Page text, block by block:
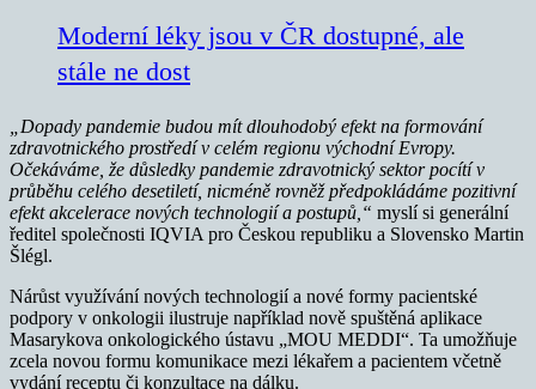
Moderní léky jsou v ČR dostupné, ale
stále ne dost
„Dopady pandemie budou mít dlouhodobý efekt na formování
zdravotnického prostředí v celém regionu východní Evropy.
Očekáváme, že důsledky pandemie zdravotnický sektor pocítí v
průběhu celého desetiletí, nicméně rovněž předpokládáme pozitivní
efekt akcelerace nových technologií a postupů,“ myslí si generální
ředitel společnosti IQVIA pro Českou republiku a Slovensko Martin
Šlégl.
Nárůst využívání nových technologií a nové formy pacientské
podpory v onkologii ilustruje například nově spuštěná aplikace
Masarykova onkologického ústavu „MOU MEDDI“. Ta umožňuje
zcela novou formu komunikace mezi lékařem a pacientem včetně
vydání receptu či konzultace na dálku.